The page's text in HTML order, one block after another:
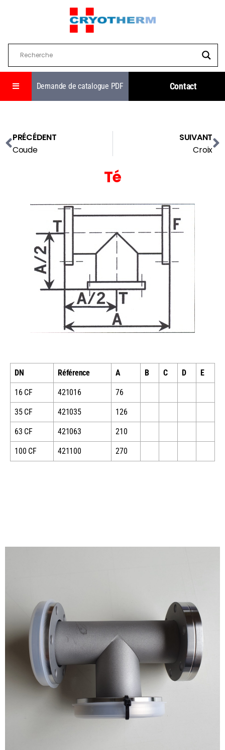
Demande de catalogue PDF Contact
PRÉCÉDENT
Coude
SUIVANT
Croix
Té
DN Référence A B C D E
16 CF 421016 76
35 CF 421035 126
63 CF 421063 210
100 CF 421100 270